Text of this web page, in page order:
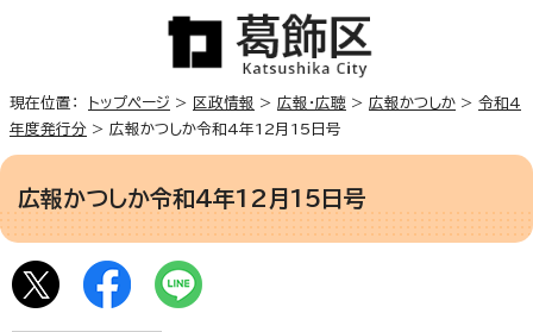
現在位置： トップページ > 区政情報 > 広報・広聴 > 広報かつしか > 令和4
年度発行分 > 広報かつしか令和4年12月15日号
広報かつしか令和4年12月15日号